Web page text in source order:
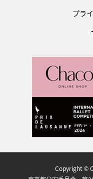
プラ
Copyright ©